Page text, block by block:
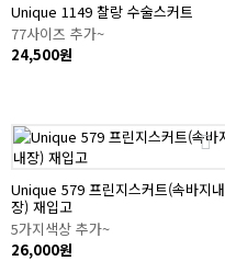
Unique 1149 찰랑 수술스커트
77사이즈 추가~
24,500원
Unique 579 프린지스커트(속바지내
장) 재입고
5가지색상 추가~
26,000원